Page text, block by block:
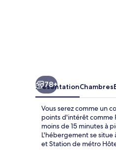
78+
PrésentationChambres
Vous serez comme un
points d'intérêt comme
moins de 15 minutes à
L'hébergement se situe
et Station de métro